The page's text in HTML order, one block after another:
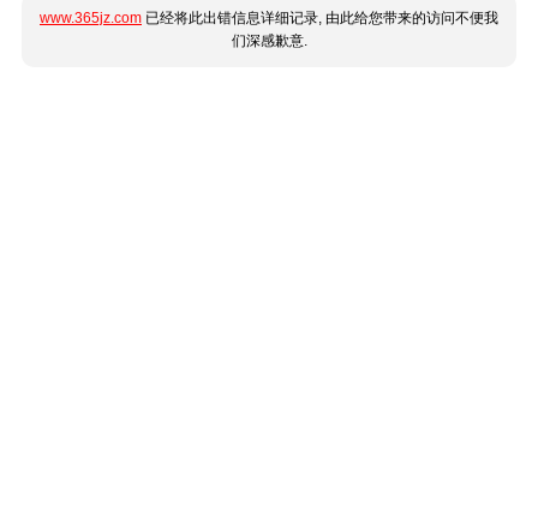
www.365jz.com 已经将此出错信息详细记录, 由此给您带来的访问不便我
们深感歉意.